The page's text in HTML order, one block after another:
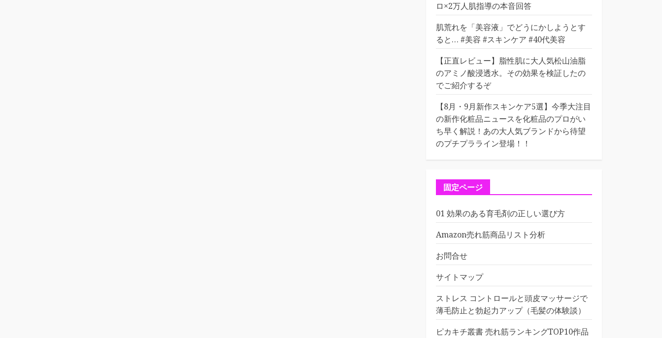
ロ×2万人肌指導の本音回答
肌荒れを「美容液」でどうにかしようとす
ると… #美容 #スキンケア #40代美容
【正直レビュー】脂性肌に大人気松山油脂
のアミノ酸浸透水。その効果を検証したの
でご紹介するぞ
【8月・9月新作スキンケア5選】今季大注目
の新作化粧品ニュースを化粧品のプロがい
ち早く解説！あの大人気ブランドから待望
のプチプラライン登場！！
固定ページ
01 効果のある育毛剤の正しい選び方
Amazon売れ筋商品リスト分析
お問合せ
サイトマップ
ストレス コントロールと頭皮マッサージで
薄毛防止と勃起力アップ（毛髪の体験談）
ピカキチ叢書 売れ筋ランキングTOP10作品